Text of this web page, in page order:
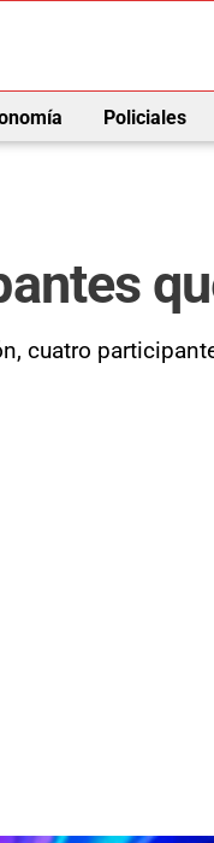
Policiales
cuatro